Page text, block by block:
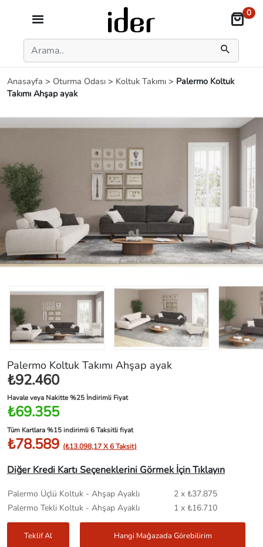
0
Anasayfa > Oturma Odası > Koltuk Takımı > Palermo Koltuk
Takımı Ahşap ayak
Palermo Koltuk Takımı Ahşap ayak
₺92.460
Havale veya Nakitte %25 İndirimli Fiyat
₺69.355
Tüm Kartlara %15 indirimli 6 Taksitli fiyat
₺78.589 (₺13.098,17 X 6 Taksit)
Diğer Kredi Kartı Seçeneklerini Görmek İçin Tıklayın
Palermo Üçlü Koltuk - Ahşap Ayaklı
2 x ₺37.875
Palermo Tekli Koltuk - Ahşap Ayaklı
1 x ₺16.710
Teklif Al Hangi Mağazada Görebilirim